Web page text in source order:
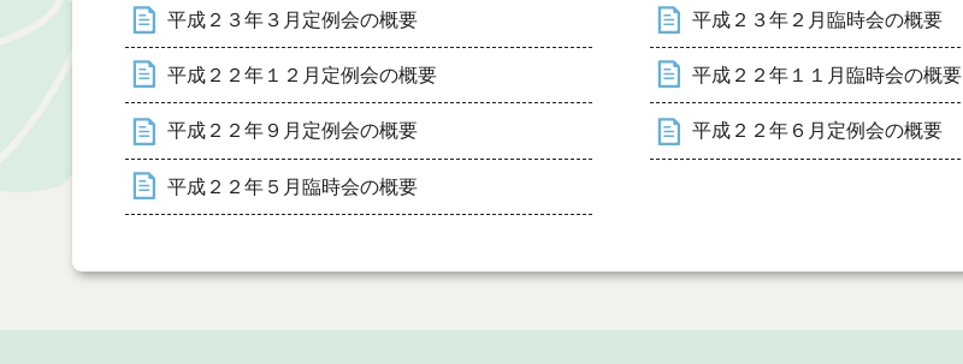
平成２３年３月定例会の概要 平成２３年２月臨時会の概要
平成２２年１２月定例会の概要 平成２２年１１月臨時会の概要
平成２２年９月定例会の概要 平成２２年６月定例会の概要
平成２２年５月臨時会の概要